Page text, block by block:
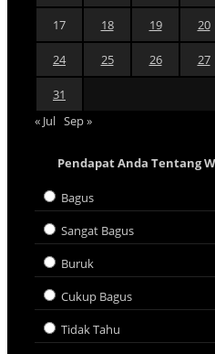
17 18 19 20
24 25 26 27
31
« Jul Sep »
Pendapat Anda Tentang
Bagus
Sangat Bagus
Buruk
Cukup Bagus
Tidak Tahu